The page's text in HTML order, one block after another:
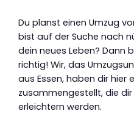
Du planst einen Umzug
bist auf der Suche nach
dein neues Leben? Dann
richtig! Wir, das
aus Essen, haben dir hier
zusammengestellt, die
erleichtern werden.